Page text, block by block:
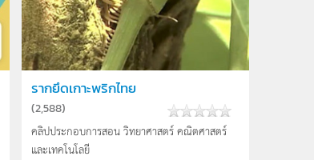
รากยึดเกาะพริกไทย
(2,588)
คลิปประกอบการสอน วิทยาศาสตร์ คณิตศาสตร์
และเทคโนโลยี